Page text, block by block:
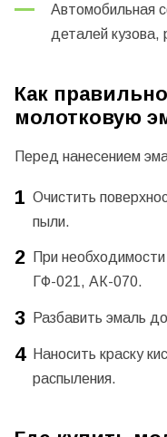
Автомобильная
деталей кузова,
Как
молотковую
Перед нанесением
Очистить
пыли.
При
ГФ-021, АК-070.
Разбавить эмаль
Наносить краску
распыления.